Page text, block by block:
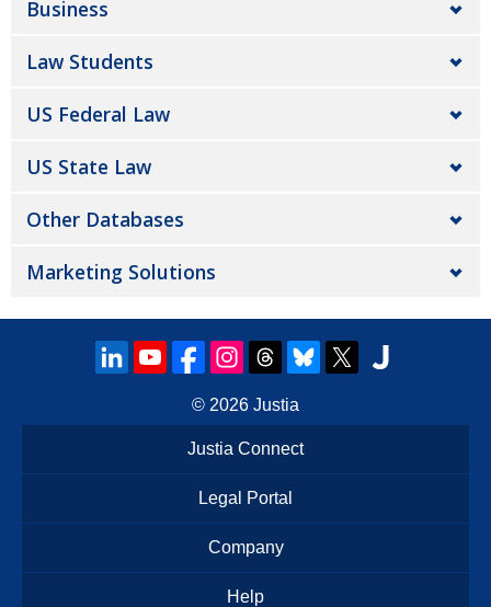
Business
Law Students
US Federal Law
US State Law
Other Databases
Marketing Solutions
© 2026 Justia
Justia Connect
Legal Portal
Company
Help